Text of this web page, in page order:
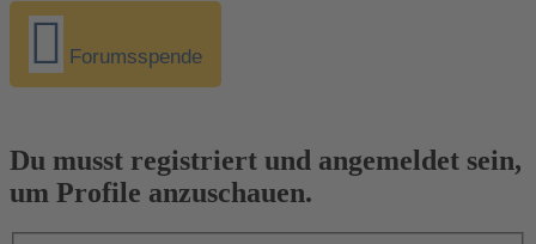
Forumsspende
Du musst registriert und angemeldet sein,
um Profile anzuschauen.